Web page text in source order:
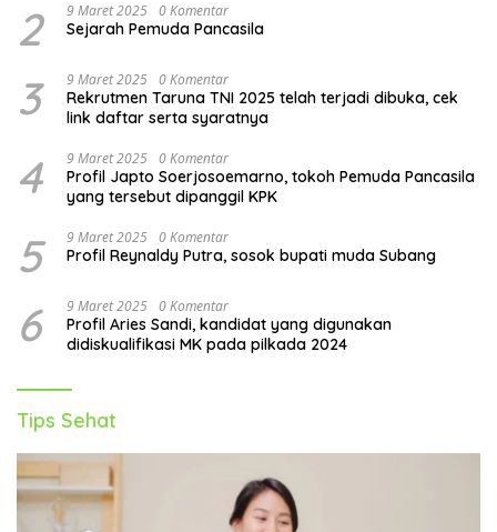
2 9 Maret 2025 0 Komentar
Sejarah Pemuda Pancasila
3 9 Maret 2025 0 Komentar
Rekrutmen Taruna TNI 2025 telah terjadi dibuka, cek
link daftar serta syaratnya
4 9 Maret 2025 0 Komentar
Profil Japto Soerjosoemarno, tokoh Pemuda Pancasila
yang tersebut dipanggil KPK
5 9 Maret 2025 0 Komentar
Profil Reynaldy Putra, sosok bupati muda Subang
6 9 Maret 2025 0 Komentar
Profil Aries Sandi, kandidat yang digunakan
didiskualifikasi MK pada pilkada 2024
Tips Sehat